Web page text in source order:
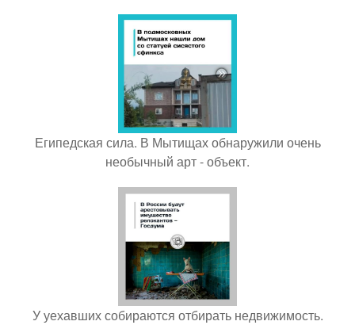
Египедская сила. В Мытищах обнаружили очень
необычный арт - объект.
У уехавших собираются отбирать недвижимость.